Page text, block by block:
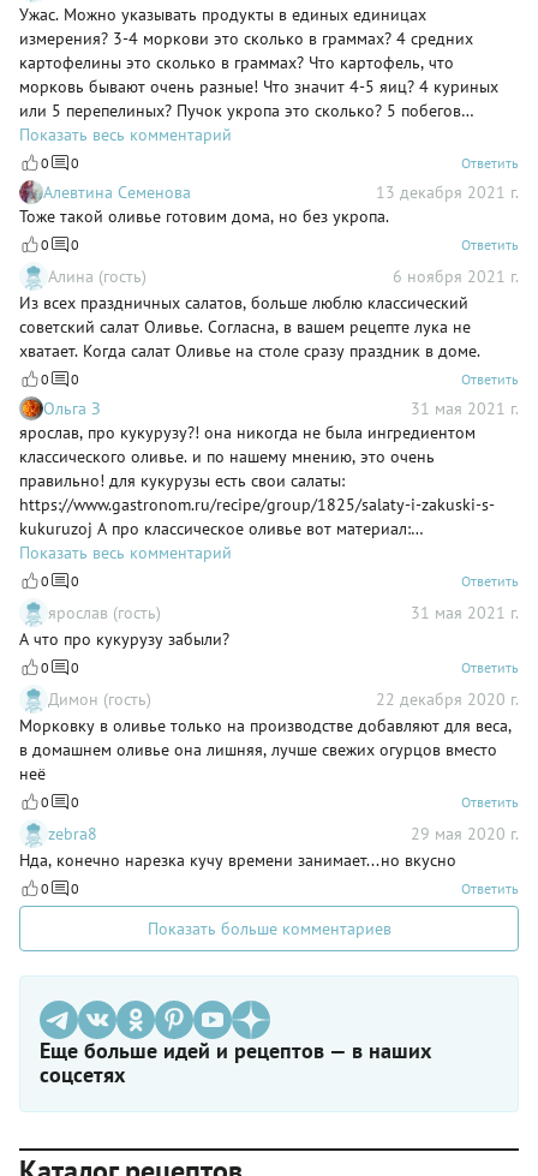
Ужас. Можно указывать продукты в единых единицах
измерения? 3-4 моркови это сколько в граммах? 4 средних
картофелины это сколько в граммах? Что картофель, что
морковь бывают очень разные! Что значит 4-5 яиц? 4 куриных
или 5 перепелиных? Пучок укропа это сколько? 5 побегов
зеленого лука? Сколько в каждом побеге перьев, какой длины?
Что укроп, что зеленый лук продаются пачками по 30-50-100
граммов, почему нельзя указать вес продукта в рецепте? Зато
горошек указан в граммах. 450! А банки продаются по 400. У вас
все на глаз и банки вскрывать по 2, а остальное выкидывать?
Показать весь комментарий
0 0 Ответить
Алевтина Семенова
13 декабря 2021 г.
Тоже такой оливье готовим дома, но без укропа.
0 0 Ответить
Алина (гость)
6 ноября 2021 г.
Из всех праздничных салатов, больше люблю классический
советский салат Оливье. Согласна, в вашем рецепте лука не
хватает. Когда салат Оливье на столе сразу праздник в доме.
0 0 Ответить
Ольга З
31 мая 2021 г.
ярослав, про кукурузу?! она никогда не была ингредиентом
классического оливье. и по нашему мнению, это очень
правильно! для кукурузы есть свои салаты:
https://www.gastronom.ru/recipe/group/1825/salaty-i-zakuski-s-
kukuruzoj А про классическое оливье вот материал:
https://www.gastronom.ru/text/istoriya-olive-cheloveka-i-salata-
101702
Показать весь комментарий
0 0 Ответить
ярослав (гость)
31 мая 2021 г.
А что про кукурузу забыли?
0 0 Ответить
Димон (гость)
22 декабря 2020 г.
Морковку в оливье только на производстве добавляют для веса,
в домашнем оливье она лишняя, лучше свежих огурцов вместо
неё
0 0 Ответить
zebra8
29 мая 2020 г.
Нда, конечно нарезка кучу времени занимает...но вкусно
0 0 Ответить
Показать больше комментариев
Еще больше идей и рецептов — в наших
соцсетях